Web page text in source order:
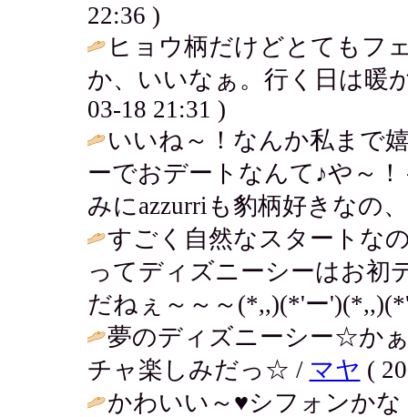
22:36 )
ヒョウ柄だけどとてもフ
か、いいなぁ。行く日は暖
03-18 21:31 )
いいね～！なんか私まで
ーでおデートなんて♪や～
みにazzurriも豹柄好きなの
すごく自然なスタートな
ってディズニーシーはお
だねぇ～～～(*,,)(*'ー
夢のディズニーシー☆か
チャ楽しみだっ☆ / マヤ (
かわいい～♥シフォンか